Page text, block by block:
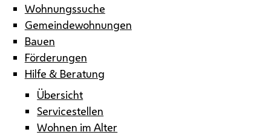
Wohnungssuche
Gemeindewohnungen
Bauen
Förderungen
Hilfe & Beratung
Übersicht
Servicestellen
Wohnen im Alter